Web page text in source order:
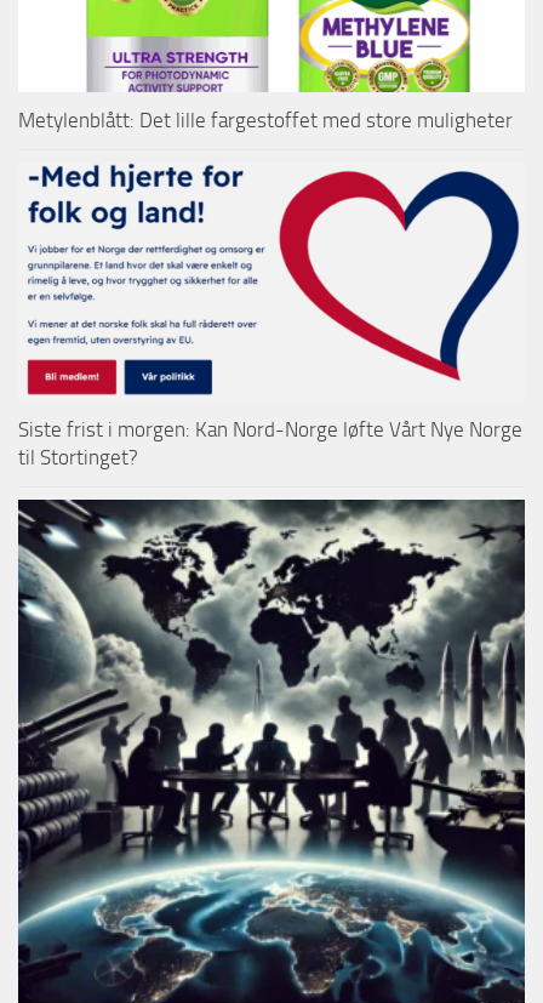
Metylenblått: Det lille fargestoffet med store muligheter
Siste frist i morgen: Kan Nord-Norge løfte Vårt Nye Norge
til Stortinget?